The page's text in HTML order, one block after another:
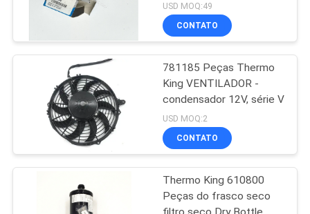
Semi unidades de
refrigeração do
reboque
13
peças sobressalentes
USD MOQ:49
CONTATO
781185 Peças Thermo
King VENTILADOR -
condensador 12V, série V
USD MOQ:2
CONTATO
Thermo King 610800
Peças do frasco seco